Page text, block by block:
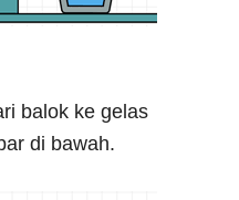
balok ke gelas
di bawah.